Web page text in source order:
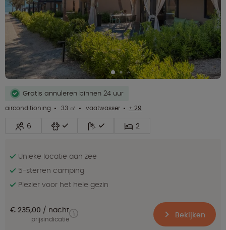
Gratis annuleren binnen 24 uur
airconditioning
33 ㎡ vaatwasser + 29
6 2
Unieke locatie aan zee
5-sterren camping
Plezier voor het hele gezin
€ 235,00 nacht
prijsindicatie Bekijken